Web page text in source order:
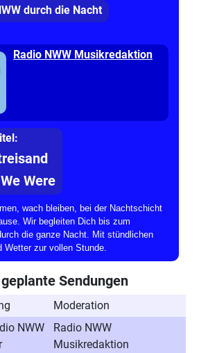
durch die Nacht
Radio NWW Musikredaktion
Were
wach bleiben, bei der Nachtschicht
Wir begleiten Dich bis zum
die ganze Nacht. Mit stündlichen
Wetter zur vollen Stunde.
Sendungen
Moderation
NWW
Radio NWW
Musikredaktion